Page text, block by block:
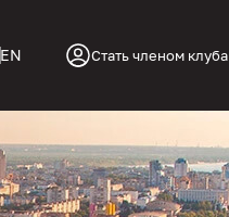
EN Стать членом клуба